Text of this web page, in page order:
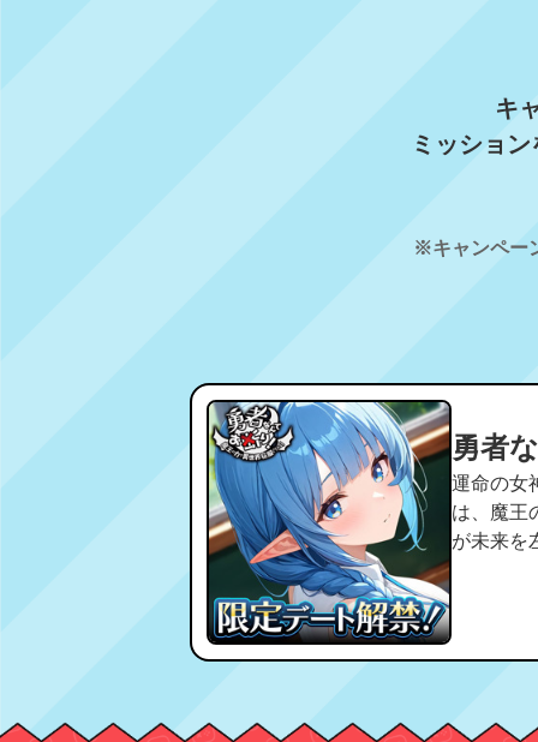
キ
ミッショ
※キャンペー
勇者
運命の女
は、魔王
が未来を左右